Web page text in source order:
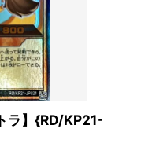
ラ】{RD/KP21-